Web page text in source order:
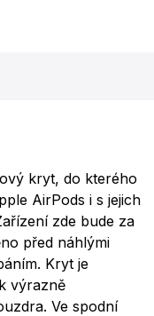
kryt, do kterého
AirPods i s jejich
zde bude za
před náhlými
Kryt je
výrazně
Ve spodní